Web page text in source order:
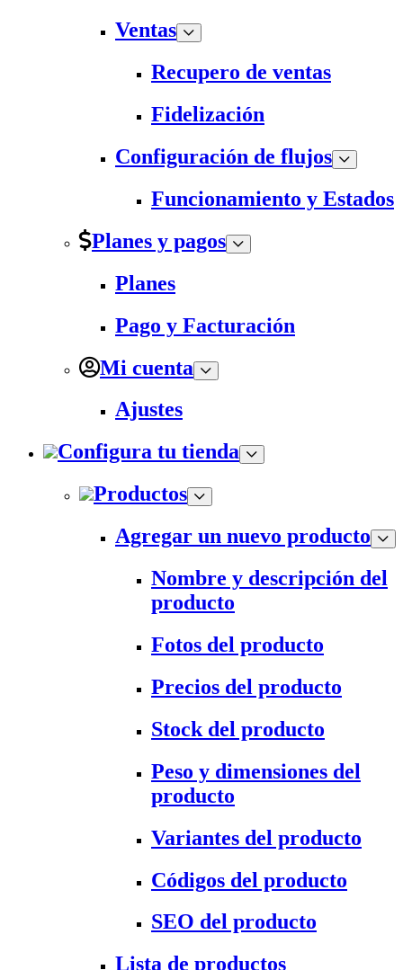
Ventas
Recupero de ventas
Fidelización
Configuración de flujos
Funcionamiento y Estados
Planes y pagos
Planes
Pago y Facturación
Mi cuenta
Ajustes
Configura tu tienda
Productos
Agregar un nuevo producto
Nombre y descripción del
producto
Fotos del producto
Precios del producto
Stock del producto
Peso y dimensiones del
producto
Variantes del producto
Códigos del producto
SEO del producto
Lista de productos